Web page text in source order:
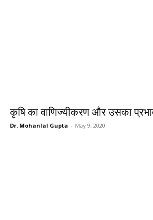
कृषि का वाणिज्यीकरण और उसका
Dr. Mohanlal Gupta - May 9, 2020